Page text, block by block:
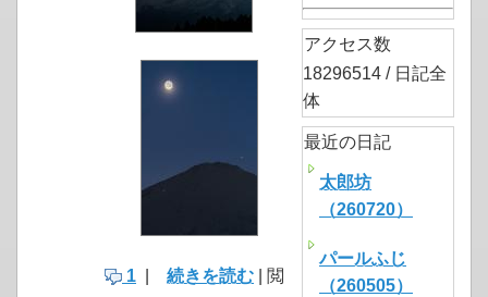
1 続きを読む | 閲
アクセス数
18296514 / 日記全
体
最近の日記
太郎坊
（260720）
パールふじ
（260505）